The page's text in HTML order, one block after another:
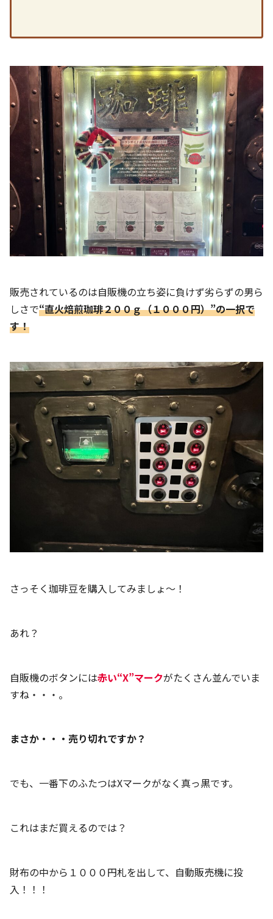
販売されているのは自販機の立ち姿に負けず劣らずの男ら
しさで“直火焙煎珈琲２００ｇ（１０００円）”の一択で
す！
さっそく珈琲豆を購入してみましょ～！
あれ？
自販機のボタンには赤い“X”マークがたくさん並んでいま
すね・・・。
まさか・・・売り切れですか？
でも、一番下のふたつはXマークがなく真っ黒です。
これはまだ買えるのでは？
財布の中から１０００円札を出して、自動販売機に投
入！！！